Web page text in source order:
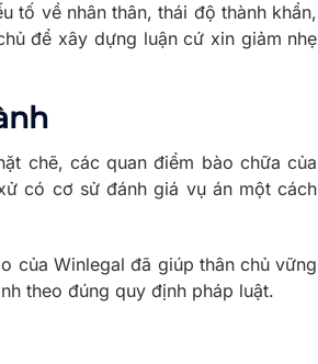
tố về nhân thân, thái độ thành khẩn,
để xây dựng luận cứ xin giảm nhẹ
chẽ, các quan điểm bào chữa của
có cơ sử đánh giá vụ án một cách
của Winlegal đã giúp thân chủ vững
theo đúng quy định pháp luật.